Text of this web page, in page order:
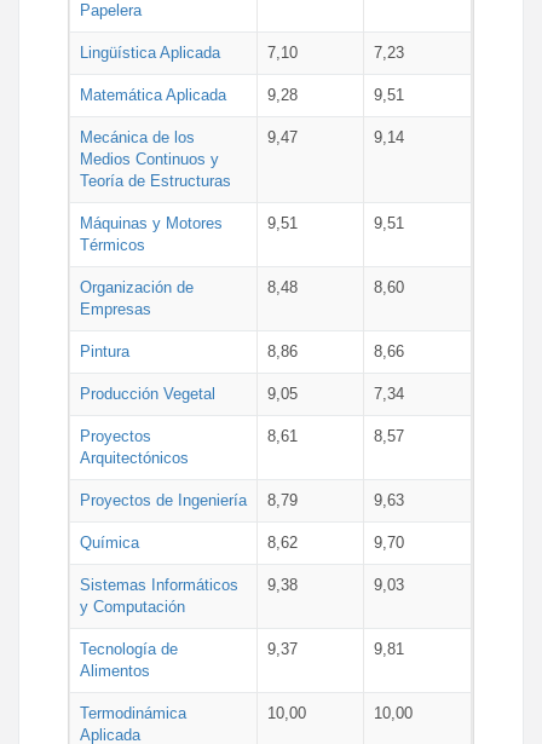
Papelera
Lingüística Aplicada 7,10 7,23
Matemática Aplicada 9,28 9,51
Mecánica de los
Medios Continuos y
Teoría de Estructuras
9,47 9,14
Máquinas y Motores
Térmicos
9,51 9,51
Organización de
Empresas
8,48 8,60
Pintura 8,86 8,66
Producción Vegetal 9,05 7,34
Proyectos
Arquitectónicos
8,61 8,57
Proyectos de Ingeniería 8,79 9,63
Química 8,62 9,70
Sistemas Informáticos
y Computación
9,38 9,03
Tecnología de
Alimentos
9,37 9,81
Termodinámica
Aplicada
10,00 10,00